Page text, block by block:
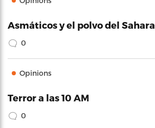
Asmáticos y el polvo del Sahara
0
Opinions
Terror a las 10 AM
0